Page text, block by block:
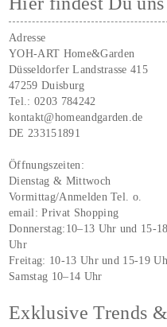
Adresse
YOH-ART Home&Garden
Düsseldorfer Landstrasse 415
47259 Duisburg
Tel.:0203 784242
kontakt@homeandgarden.de
DE 233151891
Öffnungszeiten:
Dienstag & Mittwoch
Vormittag/Anmelden Tel. o.
email:Privat Shopping
Donnerstag:10–13 Uhr und 15-18
Uhr
Freitag: 10-13 Uhr und 15-19
Samstag 10–14 Uhr
Exklusive Trends